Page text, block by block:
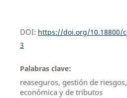
DOI: https://doi.org/10.18800/
3
Palabras clave:
reaseguros, gestión de
económica y de tributos